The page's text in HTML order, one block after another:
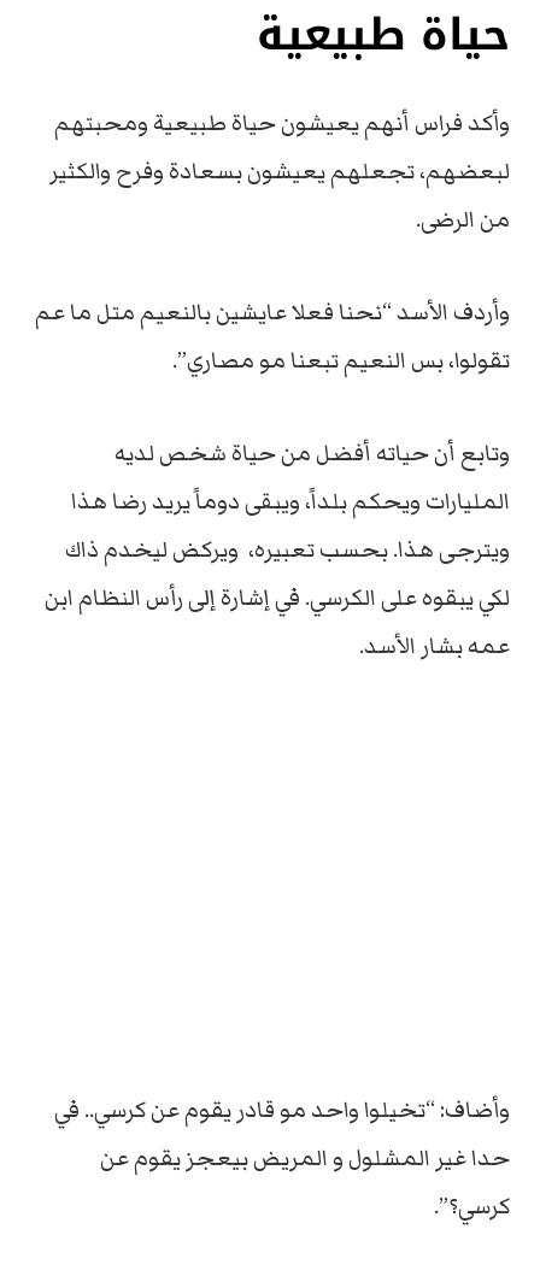
حياة طبيعية
وأكد فراس أنهم يعيشون حياة طبيعية ومحبتهم
لبعضهم، تجعلهم يعيشون بسعادة وفرح والكثير
من الرضى.
وأردف الأسد “نحنا فعلا عايشين بالنعيم متل ما عم
تقولوا، بس النعيم تبعنا مو مصاري”.
وتابع أن حياته أفضل من حياة شخص لديه
المليارات ويحكم بلداً، ويبقى دوماً يريد رضا هذا
ويترجى هذا. بحسب تعبيره، ويركض ليخدم ذاك
لكي يبقوه على الكرسي. في إشارة إلى رأس النظام ابن
عمه بشار الأسد.
وأضاف: “تخيلوا واحد مو قادر يقوم عن كرسي.. في
حدا غير المشلول و المريض بيعجز يقوم عن
كرسي؟”.